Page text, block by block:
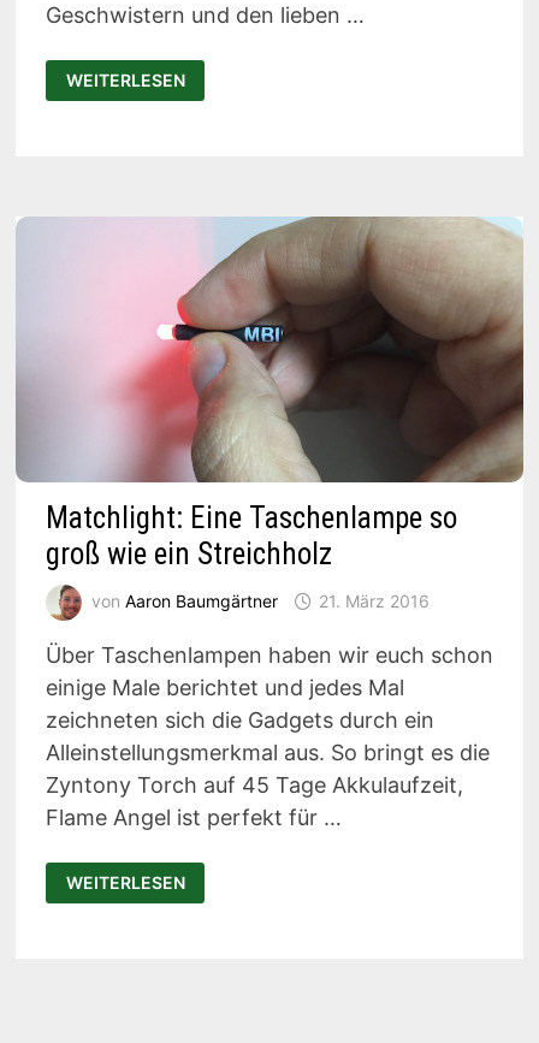
Geschwistern und den lieben …
ANKER
LED-
TASCHENLAMPE
WEITERLESEN
Matchlight: Eine Taschenlampe so
groß wie ein Streichholz
von Aaron Baumgärtner 21. März 2016
Über Taschenlampen haben wir euch schon
einige Male berichtet und jedes Mal
zeichneten sich die Gadgets durch ein
Alleinstellungsmerkmal aus. So bringt es die
Zyntony Torch auf 45 Tage Akkulaufzeit,
Flame Angel ist perfekt für …
MATCHLIGHT:
EINE
TASCHENLAMPE
WEITERLESEN